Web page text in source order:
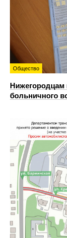
Общество
Нижегородцам
больничного